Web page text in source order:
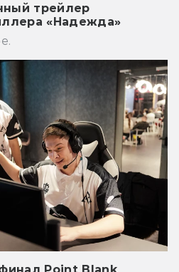
трейлер
«Надежда»
Point Blank